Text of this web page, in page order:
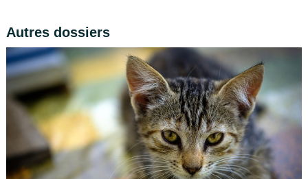
Autres dossiers